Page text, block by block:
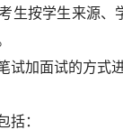
生按学生来源、
加面试的方式进
括：